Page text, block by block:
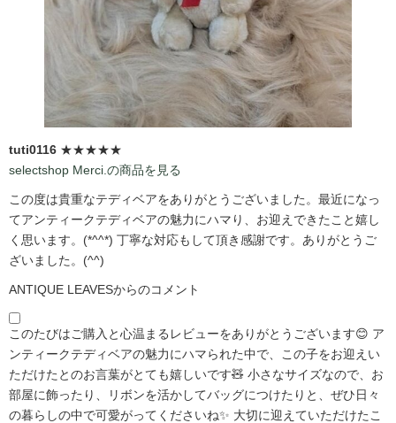
tuti0116 ★★★★★
selectshop Merci.の商品を見る
この度は貴重なテディベアをありがとうございました。最近になっ
てアンティークテディベアの魅力にハマり、お迎えできたこと嬉し
く思います。(*^^*) 丁寧な対応もして頂き感謝です。ありがとうご
ざいました。(^^)
ANTIQUE LEAVESからのコメント
このたびはご購入と心温まるレビューをありがとうございます😊 ア
ンティークテディベアの魅力にハマられた中で、この子をお迎えい
ただけたとのお言葉がとても嬉しいです🧸 小さなサイズなので、お
部屋に飾ったり、リボンを活かしてバッグにつけたりと、ぜひ日々
の暮らしの中で可愛がってくださいね✨ 大切に迎えていただけたこ